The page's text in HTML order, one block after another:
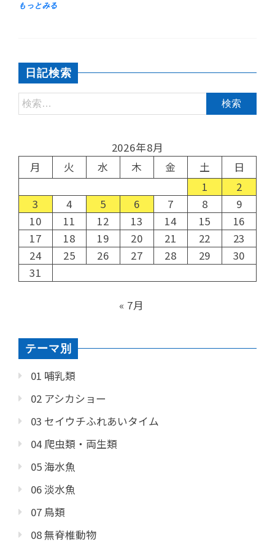
日記検索
2026年8月
月
火 水 木 金 土
日
1
2
3
4 5 6 7 8
9
10
11 12 13 14 15
16
17
18 19 20 21 22
23
24
25 26 27 28 29
30
31
« 7月
テーマ別
01 哺乳類
02 アシカショー
03 セイウチふれあいタイム
04 爬虫類・両生類
05 海水魚
06 淡水魚
07 鳥類
08 無脊椎動物